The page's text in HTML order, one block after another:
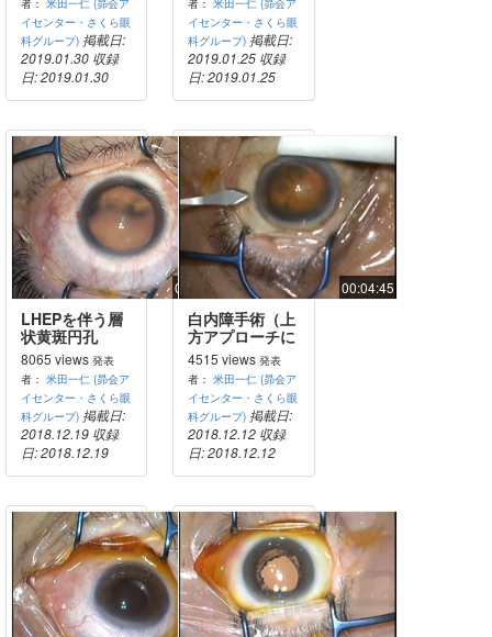
イセンター・さくら眼
科グループ) 掲載日:
2019.01.30 収録
日: 2019.01.30
イセンター・さくら眼
科グループ) 掲載日:
2019.01.25 収録
日: 2019.01.25
00:35:06
LHEPを伴う層
状黄斑円孔
8065 views 発表
者： 米田一仁 (昴会ア
イセンター・さくら眼
科グループ) 掲載日:
2018.12.19 収録
日: 2018.12.19
00:04:45
白内障手術（上
方アプローチに
よる耳側切開）
4515 views 発表
者：米田一仁 (昴会ア
イセンター・さくら眼
科グループ) 掲載日:
2018.12.12 収録
日: 2018.12.12